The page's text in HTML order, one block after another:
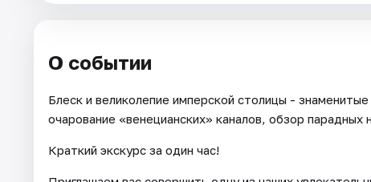
О событии
Блеск и великолепие имперской столицы -
очарование «венецианских» каналов, обзор
Краткий экскурс за один час!